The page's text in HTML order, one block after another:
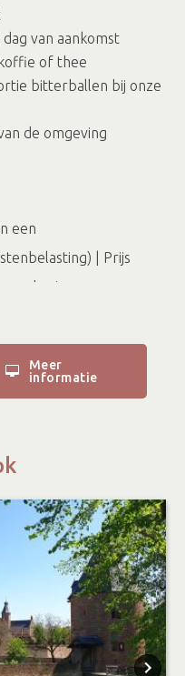
van aankomst
of thee
bitterballen bij onze
de omgeving
een
| Prijs
op basis van een
Meer
informatie